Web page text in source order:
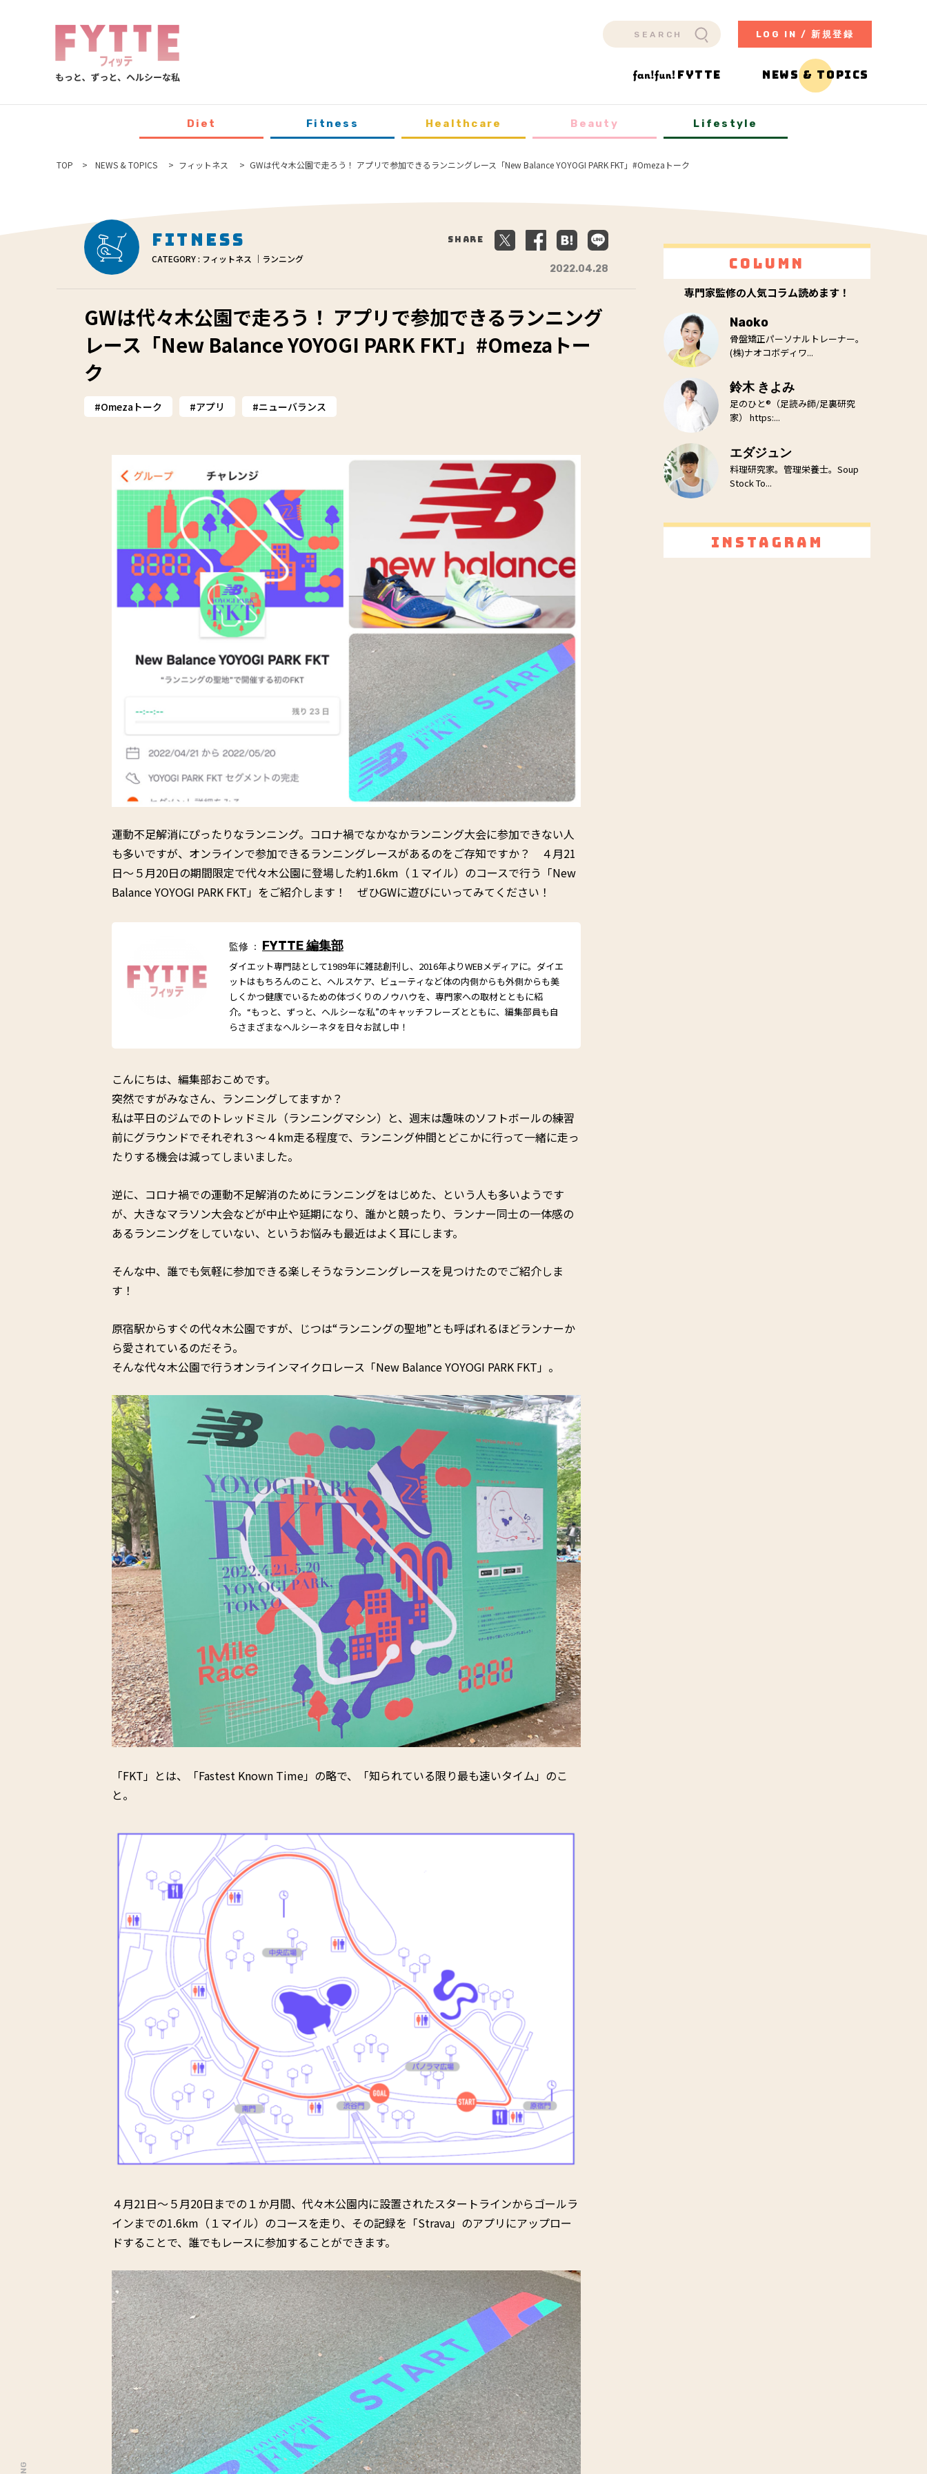
LOG IN / 新規登録
FYTTE NEWS & TOPICS
Diet Fitness Healthcare Beauty Lifestyle
TOP NEWS & TOPICS フィットネス GWは代々木公園で走ろう！ アプリで参加できるランニングレース「New Balance YOYOGI PARK FKT」#Omezaトーク
Fitness
CATEGORY : フィットネス ｜ランニング
2022.04.28
GWは代々木公園で走ろう！ アプリで参加できるランニング
レース「New Balance YOYOGI PARK FKT」#Omezaトー
ク
Omezaトーク アプリ ニューバランス
Share
運動不足解消にぴったりなランニング。コロナ禍でなかなかランニング大会に参加できない人
も多いですが、オンラインで参加できるランニングレースがあるのをご存知ですか？ ４月21
日～５月20日の期間限定で代々木公園に登場した約1.6km（１マイル）のコースで行う「New
Balance YOYOGI PARK FKT」をご紹介します！ ぜひGWに遊びにいってみてください！
監修 ： FYTTE 編集部
ダイエット専門誌として1989年に雑誌創刊し、2016年よりWEBメディアに。ダイエ
ットはもちろんのこと、ヘルスケア、ビューティなど体の内側からも外側からも美
しくかつ健康でいるための体づくりのノウハウを、専門家への取材とともに紹
介。“もっと、ずっと、ヘルシーな私”のキャッチフレーズとともに、編集部員も自
らさまざまなヘルシーネタを日々お試し中！
こんにちは、編集部おこめです。
突然ですがみなさん、ランニングしてますか？
私は平日のジムでのトレッドミル（ランニングマシン）と、週末は趣味のソフトボールの練習
前にグラウンドでそれぞれ３～４km走る程度で、ランニング仲間とどこかに行って一緒に走っ
たりする機会は減ってしまいました。
逆に、コロナ禍での運動不足解消のためにランニングをはじめた、という人も多いようです
が、大きなマラソン大会などが中止や延期になり、誰かと競ったり、ランナー同士の一体感の
あるランニングをしていない、というお悩みも最近はよく耳にします。
そんな中、誰でも気軽に参加できる楽しそうなランニングレースを見つけたのでご紹介しま
す！
原宿駅からすぐの代々木公園ですが、じつは“ランニングの聖地”とも呼ばれるほどランナーか
ら愛されているのだそう。
そんな代々木公園で行うオンラインマイクロレース「New Balance YOYOGI PARK FKT」。
「FKT」とは、「Fastest Known Time」の略で、「知られている限り最も速いタイム」のこ
と。
４月21日～５月20日までの１か月間、代々木公園内に設置されたスタートラインからゴールラ
インまでの1.6km（１マイル）のコースを走り、その記録を「Strava」のアプリにアップロー
ドすることで、誰でもレースに参加することができます。
Column
専門家監修の人気コラム読めます！
Naoko
骨盤矯正パーソナルトレーナー。
(株)ナオコボディワ...
鈴木 きよみ
足のひと®（足読み師/足裏研究
家） https:...
エダジュン
料理研究家。管理栄養士。Soup
Stock To...
Instagram